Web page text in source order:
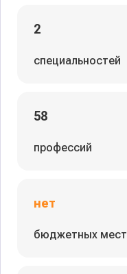
2
специальностей
58
профессий
нет
бюджетных мест